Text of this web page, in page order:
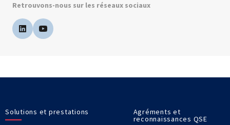
Retrouvons-nous sur les réseaux sociaux
Solutions et prestations
Agréments et
reconnaissances QSE